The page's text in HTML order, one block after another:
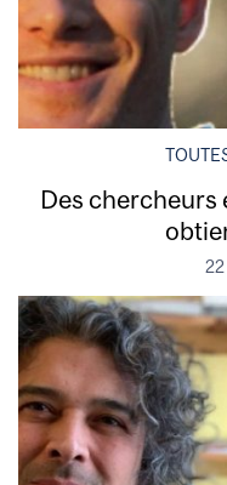
Des chercheurs